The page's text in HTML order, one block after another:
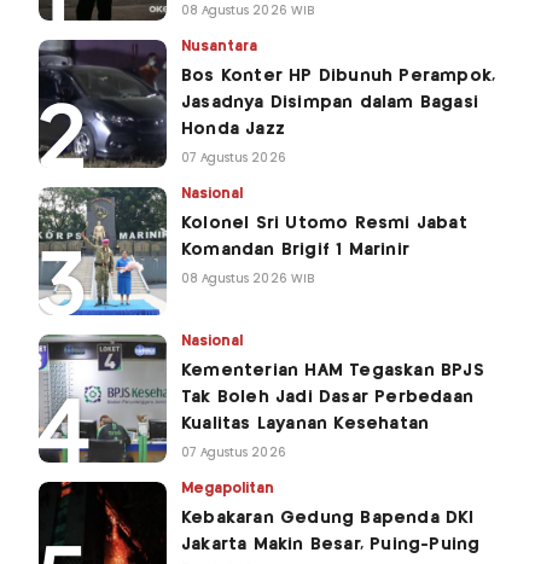
08 Agustus 2026 WIB
Nusantara
Bos Konter HP Dibunuh Perampok,
Jasadnya Disimpan dalam Bagasi
Honda Jazz
07 Agustus 2026
Nasional
Kolonel Sri Utomo Resmi Jabat
Komandan Brigif 1 Marinir
08 Agustus 2026 WIB
Nasional
Kementerian HAM Tegaskan BPJS
Tak Boleh Jadi Dasar Perbedaan
Kualitas Layanan Kesehatan
07 Agustus 2026
Megapolitan
Kebakaran Gedung Bapenda DKI
Jakarta Makin Besar, Puing-Puing